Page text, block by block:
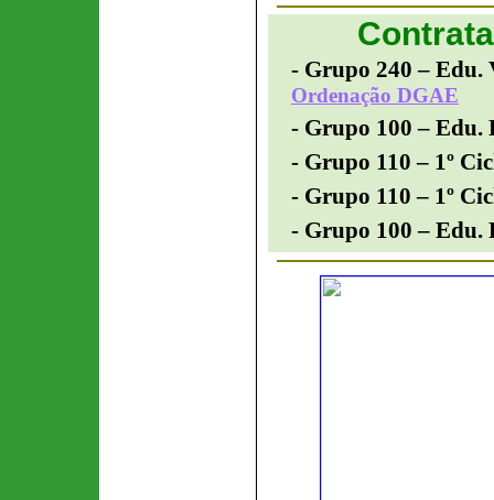
- Grupo 240 – Edu.
Ordenação DGAE
- Grupo 100 – Edu.
- Grupo 110 – 1º
- Grupo 110 – 1º
- Grupo 100 – Edu.